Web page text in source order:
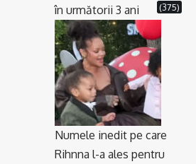
în următorii 3 ani
(375)
Numele inedit pe care
Rihnna l-a ales pentru